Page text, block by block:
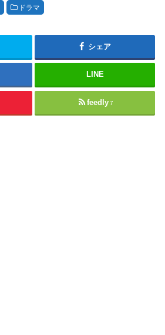
ドラマ
シェア
LINE
feedly 7